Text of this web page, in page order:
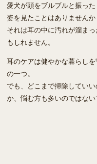
愛犬が頭をブルブルと振っ
姿を見たことはありませんか
それは耳の中に汚れが溜ま
もしれません。
耳のケアは健やかな暮らし
の一つ。
でも、どこまで掃除してい
か、悩む方も多いのではない